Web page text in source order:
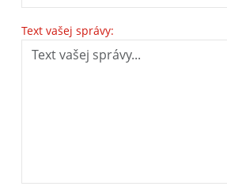
Text vašej správy: